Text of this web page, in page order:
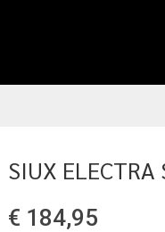
SIUX ELECTRA
€ 184,95